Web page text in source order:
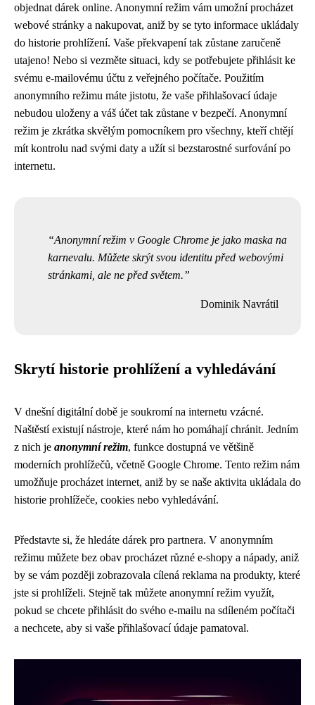
objednat dárek online. Anonymní režim vám umožní procházet
webové stránky a nakupovat, aniž by se tyto informace ukládaly
do historie prohlížení. Vaše překvapení tak zůstane zaručeně
utajeno! Nebo si vezměte situaci, kdy se potřebujete přihlásit ke
svému e-mailovému účtu z veřejného počítače. Použitím
anonymního režimu máte jistotu, že vaše přihlašovací údaje
nebudou uloženy a váš účet tak zůstane v bezpečí. Anonymní
režim je zkrátka skvělým pomocníkem pro všechny, kteří chtějí
mít kontrolu nad svými daty a užít si bezstarostné surfování po
internetu.
Anonymní režim v Google Chrome je jako maska na
karnevalu. Můžete skrýt svou identitu před webovými
stránkami, ale ne před světem.
Dominik Navrátil
Skrytí historie prohlížení a vyhledávání
V dnešní digitální době je soukromí na internetu vzácné.
Naštěstí existují nástroje, které nám ho pomáhají chránit. Jedním
z nich je anonymní režim, funkce dostupná ve většině
moderních prohlížečů, včetně Google Chrome. Tento režim nám
umožňuje procházet internet, aniž by se naše aktivita ukládala do
historie prohlížeče, cookies nebo vyhledávání.
Představte si, že hledáte dárek pro partnera. V anonymním
režimu můžete bez obav procházet různé e-shopy a nápady, aniž
by se vám později zobrazovala cílená reklama na produkty, které
jste si prohlíželi. Stejně tak můžete anonymní režim využít,
pokud se chcete přihlásit do svého e-mailu na sdíleném počítači
a nechcete, aby si vaše přihlašovací údaje pamatoval.